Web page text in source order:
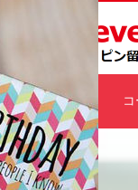
サマー
キャンプ🌻
コ